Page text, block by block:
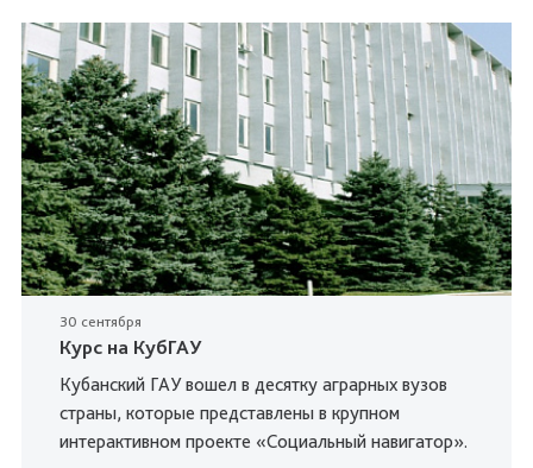
30 сентября
Курс на КубГАУ
Кубанский ГАУ вошел в десятку аграрных вузов
страны, которые представлены в крупном
интерактивном проекте «Социальный навигатор».